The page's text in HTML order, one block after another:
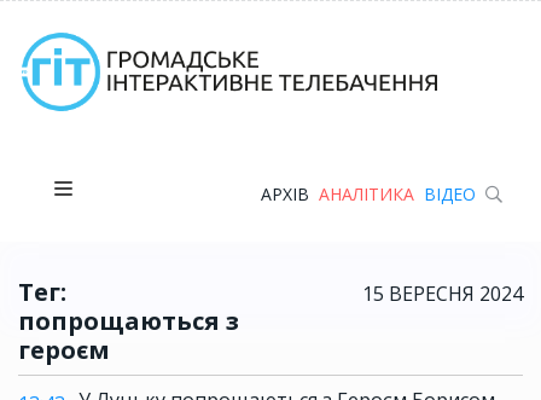
АРХІВ АНАЛІТИКА ВІДЕО
Тег:
попрощаються з
героєм
15 ВЕРЕСНЯ 2024